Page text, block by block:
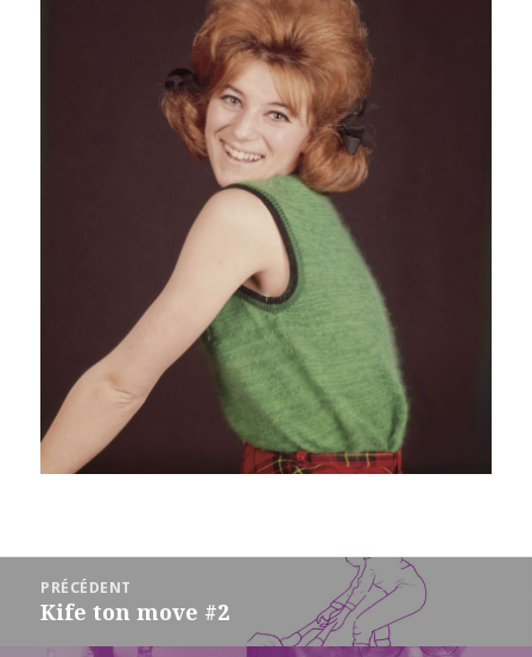
l’article
PRÉCÉDENT
Article
précédent :
Kife ton move #2